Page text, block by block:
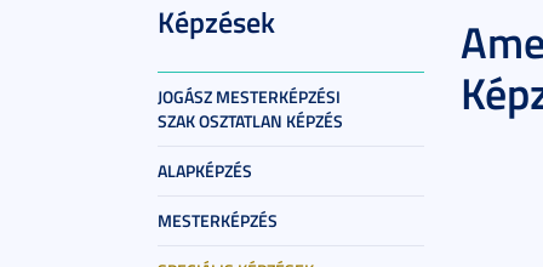
Képzések
JOGÁSZ MESTERKÉPZÉSI
SZAK OSZTATLAN KÉPZÉS
ALAPKÉPZÉS
MESTERKÉPZÉS